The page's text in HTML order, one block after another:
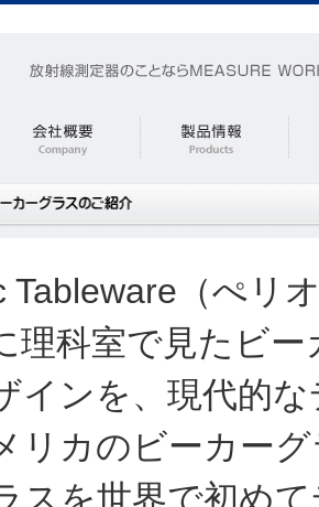
Tableware（ぺリ
理科室で見たビ
インを、現代的
リカのビーカー
スを世界で初め